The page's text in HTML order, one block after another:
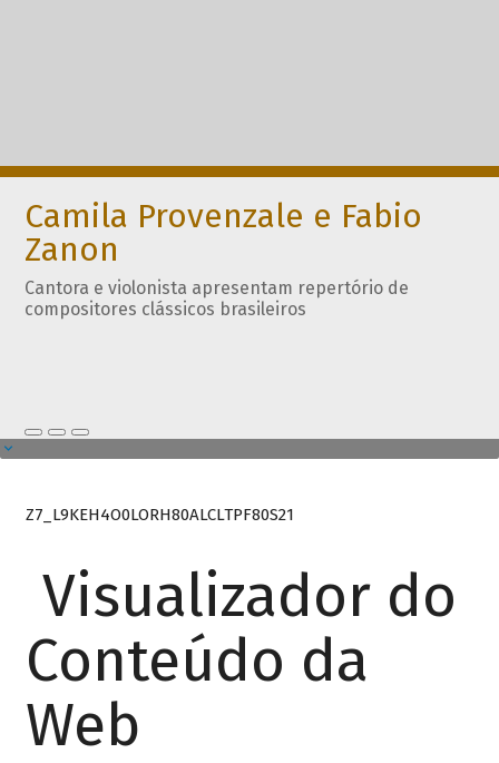
Camila Provenzale e Fabio
Zanon
Cantora e violonista apresentam repertório de
compositores clássicos brasileiros
Z7_L9KEH4O0LORH80ALCLTPF80S21
Visualizador do
Conteúdo da
Web